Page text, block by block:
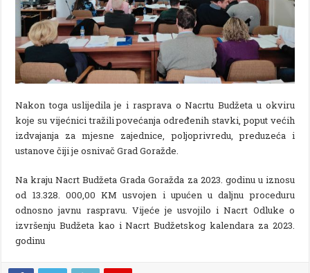
Nakon toga uslijedila je i rasprava o Nacrtu Budžeta u okviru
koje su vijećnici tražili povećanja određenih stavki, poput većih
izdvajanja za mjesne zajednice, poljoprivredu, preduzeća i
ustanove čiji je osnivač Grad Goražde.
Na kraju Nacrt Budžeta Grada Goražda za 2023. godinu u iznosu
od 13.328. 000,00 KM usvojen i upućen u daljnu proceduru
odnosno javnu raspravu. Vijeće je usvojilo i Nacrt Odluke o
izvršenju Budžeta kao i Nacrt Budžetskog kalendara za 2023.
godinu